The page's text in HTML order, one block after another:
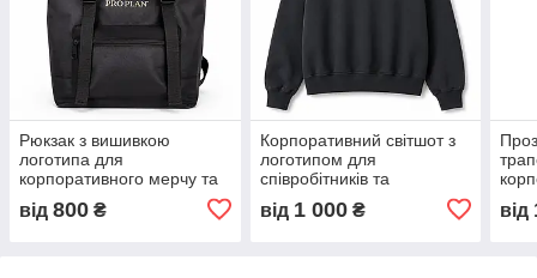
Рюкзак з вишивкою
логотипа для
корпоративного мерчу та
від 800 ₴
Корпоративний світшот з
логотипом для
співробітників та
від 1 000₴ від